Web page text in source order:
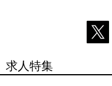
求人特集